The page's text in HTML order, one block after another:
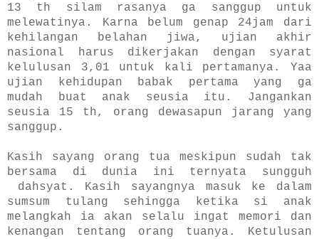
13 th silam rasanya ga sanggup untuk
melewatinya. Karna belum genap 24jam dari
kehilangan belahan jiwa, ujian akhir
nasional harus dikerjakan dengan syarat
kelulusan 3,01 untuk kali pertamanya. Yaa
ujian kehidupan babak pertama yang ga
mudah buat anak seusia itu. Jangankan
seusia 15 th, orang dewasapun jarang yang
sanggup.
Kasih sayang orang tua meskipun sudah tak
bersama di dunia ini ternyata sungguh
dahsyat. Kasih sayangnya masuk ke dalam
sumsum tulang sehingga ketika si anak
melangkah ia akan selalu ingat memori dan
kenangan tentang orang tuanya. Ketulusan